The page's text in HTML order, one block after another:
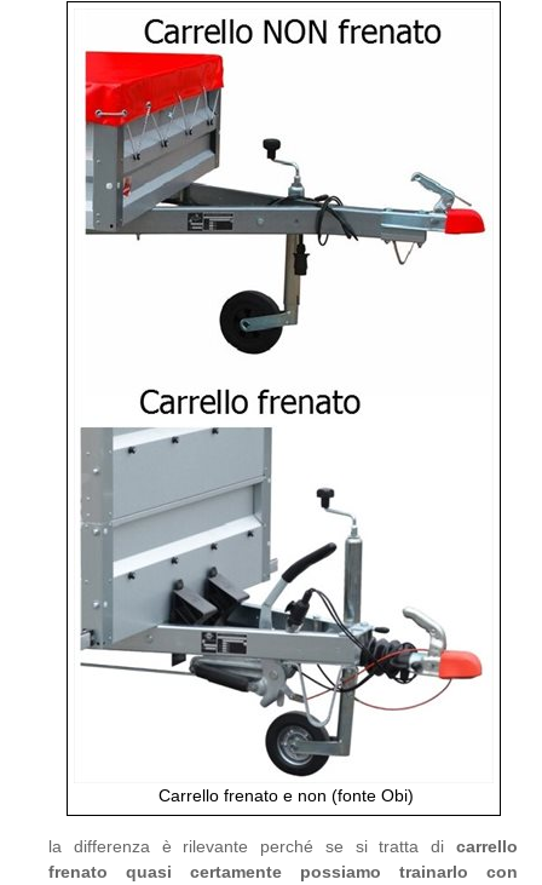
Carrello frenato e non (fonte Obi)
la differenza è rilevante perché se si tratta di carrello
frenato quasi certamente possiamo trainarlo con